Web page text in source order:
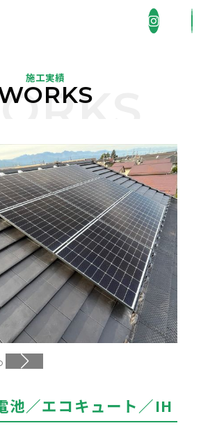
施工
ム
ング
施工実績
池／エコキュート／IH